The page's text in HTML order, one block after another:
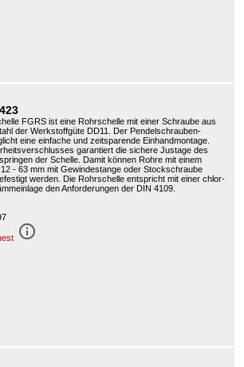
FGRS ist eine Rohrschelle mit einer Schraube aus
der Werkstoffgüte DD11. Der Pendelschrauben-
eine einfache und zeitsparende Einhandmontage.
garantiert die sichere Justage des
der Schelle. Damit können Rohre mit einem
- 63 mm mit Gewindestange oder Stockschraube
werden. Die Rohrschelle entspricht mit einer chlor-
den Anforderungen der DIN 4109.
info_outline